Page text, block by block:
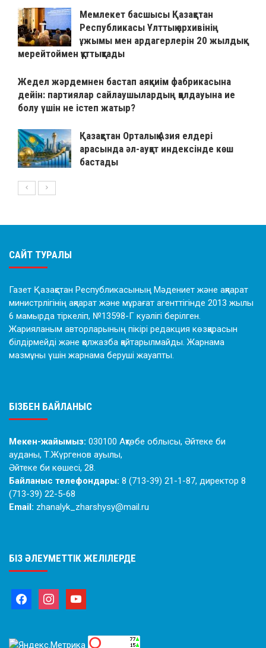
Мемлекет басшысы Қазақстан
Республикасы Ұлттық архивінің
ұжымы мен ардагерлерін 20 жылдық
мерейтоймен құттықтады
Жедел жәрдемнен бастап аяқкиім фабрикасына
дейін: партиялар сайлаушылардың қолдауына ие
болу үшін не істеп жатыр?
Қазақстан Орталық Азия елдері
арасында әл-ауқат индексінде көш
бастады
САЙТ ТУРАЛЫ
Газет Қазақстан Республикасының Мәдениет және ақпарат
министрлігінің ақпарат және мұрағат агенттігінде 2013 жылы
6 мамырда тіркеліп, №13598-Г куәлігі берілген.
Жарияланым авторларының пікірі редакция көзқарасын
білдірмейді және қолжазба қайтарылмайды. Жарнама
мазмұны үшін жарнама беруші жауапты.
БІЗБЕН БАЙЛАНЫС
Мекен-жайымыз: 030100 Ақтөбе облысы, Әйтеке би
ауданы, Т.Жүргенов ауылы,
Әйтеке би көшесі, 28.
Байланыс телефондары: 8 (713-39) 21-1-87, директор 8
(713-39) 22-5-68
Email: zhanalyk_zharshysy@mail.ru
БІЗ ӘЛЕУМЕТТІК ЖЕЛІЛЕРДЕ